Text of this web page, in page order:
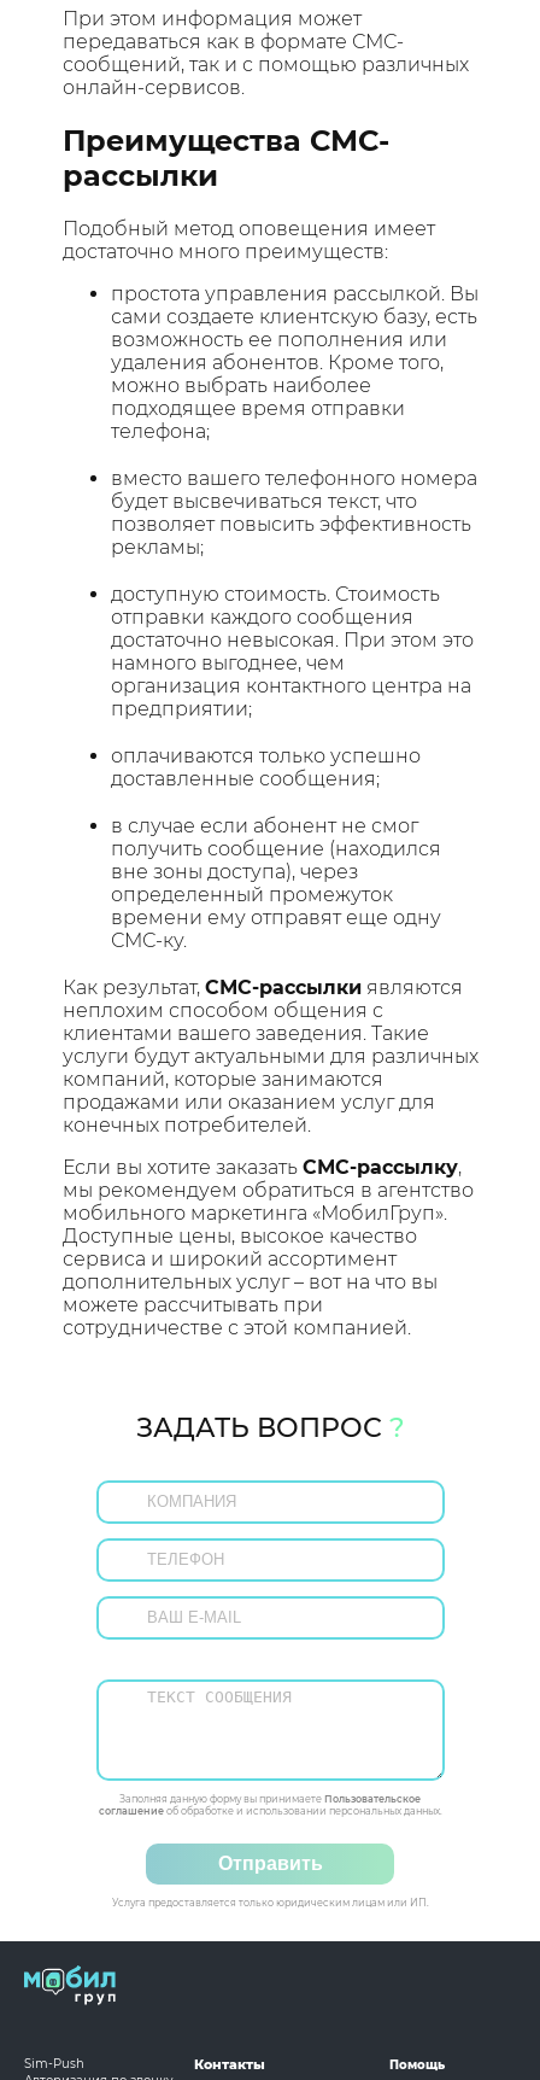
При этом информация может
передаваться как в формате СМС-
сообщений, так и с помощью различных
онлайн-сервисов.
Преимущества СМС-
рассылки
Подобный метод оповещения имеет
достаточно много преимуществ:
простота управления рассылкой. Вы
сами создаете клиентскую базу, есть
возможность ее пополнения или
удаления абонентов. Кроме того,
можно выбрать наиболее
подходящее время отправки
телефона;
вместо вашего телефонного номера
будет высвечиваться текст, что
позволяет повысить эффективность
рекламы;
доступную стоимость. Стоимость
отправки каждого сообщения
достаточно невысокая. При этом это
намного выгоднее, чем
организация контактного центра на
предприятии;
оплачиваются только успешно
доставленные сообщения;
в случае если абонент не смог
получить сообщение (находился
вне зоны доступа), через
определенный промежуток
времени ему отправят еще одну
СМС-ку.
Как результат, СМС-рассылкиявляются
неплохим способом общения с
клиентами вашего заведения. Такие
услуги будут актуальными для различных
компаний, которые занимаются
продажами или оказанием услуг для
конечных потребителей.
Если вы хотите заказать СМС-рассылку,
мы рекомендуем обратиться в агентство
мобильного маркетинга «МобилГруп».
Доступные цены, высокое качество
сервиса и широкий ассортимент
дополнительных услуг – вот на что вы
можете рассчитывать при
сотрудничестве с этой компанией.
ЗАДАТЬ ВОПРОС ?
Заполняя данную форму вы принимаете Пользовательское
соглашениеоб обработке и использовании персональных данных.
Отправить
Услуга предоставляется только юридическим лицам или ИП.
Sim-Push
Контакты Помощь